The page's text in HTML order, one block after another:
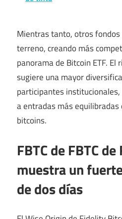
Mientras tanto, otros
terreno, creando más
panorama de Bitcoin ETF.
sugiere una mayor
participantes
a entradas más equilibradas
bitcoins.
FBTC de FBTC
muestra un
de dos días